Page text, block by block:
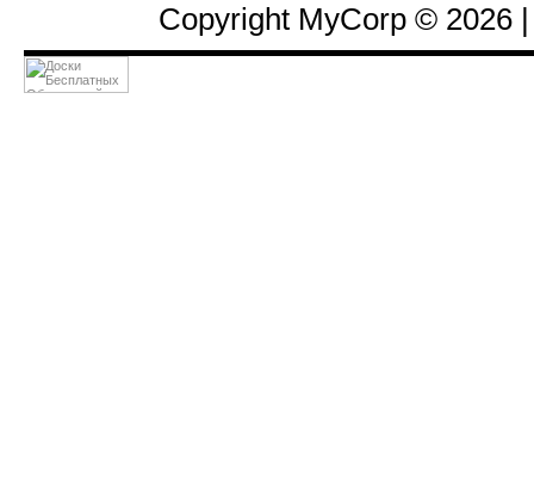
Copyright MyCorp © 2026